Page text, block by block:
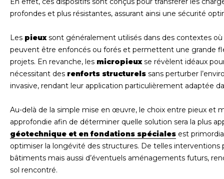
profondes et plus résistantes, assurant ainsi une sécurité
Les pieuxsont généralement utilisés dans des contextes
peuvent être enfoncés ou forés et permettent une grande
projets. En revanche, les micropieuxse révèlent idéaux
nécessitant des renforts structurels sans perturber
invasive, rendant leur application particulièrement adaptée
Au-delà de la simple mise en œuvre, le choix entre pieux et
approfondie afin de déterminer quelle solution sera la plus
géotechnique et en fondations spéciales est
optimiser la longévité des structures. De telles
bâtiments mais aussi d’éventuels aménagements futurs,
sol rencontré.